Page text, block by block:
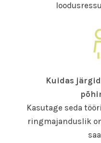
Kuidas
Kasutage seda
ringmajanduslik